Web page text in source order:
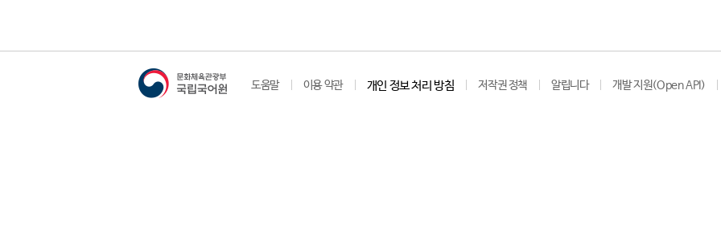
도움말 이용 약관 개인 정보 처리 방침 저작권 정책 알립니다 개발 지원(Open API)